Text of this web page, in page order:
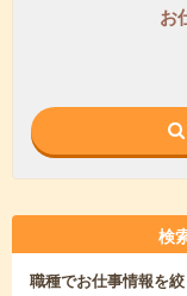
お
検
職種でお仕事情報を